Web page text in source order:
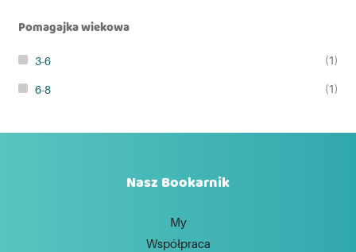
Pomagajka wiekowa
3-6 (1)
6-8 (1)
Nasz Bookarnik
My
Współpraca